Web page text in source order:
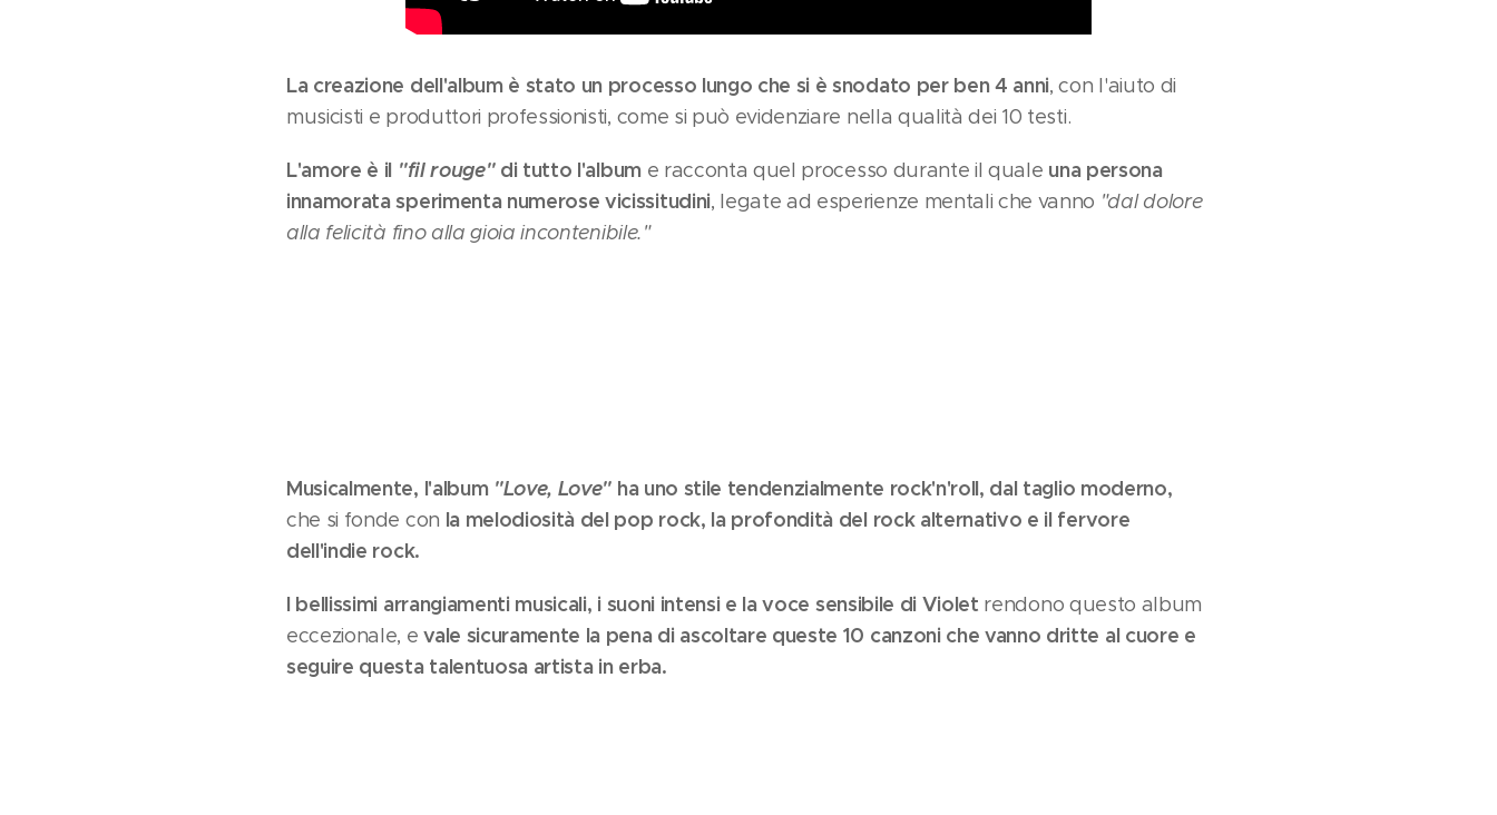
La creazione dell'album è stato un processo lungo che si è snodato per ben 4 anni, con l'aiuto di
musicisti e produttori professionisti, come si può evidenziare nella qualità dei 10 testi.
L'amore è il "fil rouge"di tutto l'albume racconta quel processo durante il quale una persona
innamorata sperimenta numerose vicissitudini, legate ad esperienze mentali che vanno "dal dolore
alla felicità fino alla gioia incontenibile."
Musicalmente, l'album "Love, Love" ha uno stile tendenzialmente rock'n'roll, dal taglio moderno,
che si fonde con la melodiosità del pop rock, la profondità del rock alternativo e il fervore
dell'indie rock.
I bellissimi arrangiamenti musicali, i suoni intensi e la voce sensibile di Violet rendono questo album
eccezionale, evale sicuramente la pena di ascoltare queste 10 canzoni che vanno dritte al cuore e
seguire questa talentuosa artista in erba.